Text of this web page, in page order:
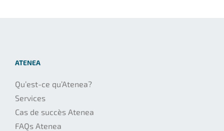
ATENEA
Qu’est-ce qu’Atenea?
Services
Cas de succès Atenea
FAQs Atenea